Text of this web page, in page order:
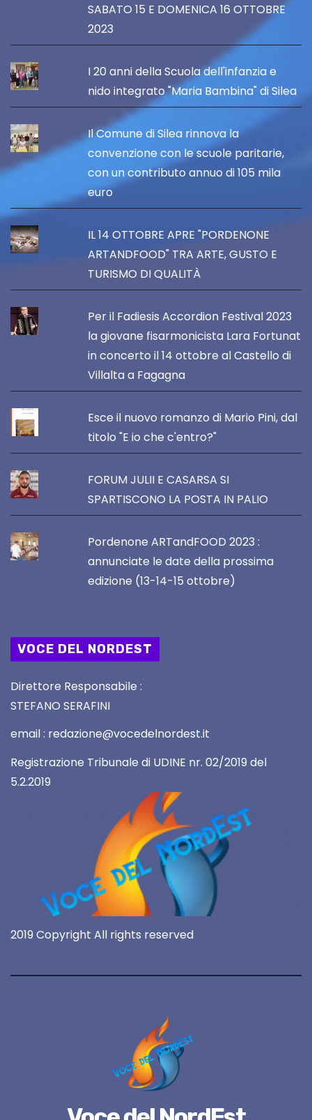
SABATO 15 E DOMENICA 16 OTTOBRE
2023
I 20 anni della Scuola dell'infanzia e
nido integrato "Maria Bambina" di Silea
Il Comune di Silea rinnova la
convenzione con le scuole paritarie,
con un contributo annuo di 105 mila
euro
IL 14 OTTOBRE APRE "PORDENONE
ARTANDFOOD" TRA ARTE, GUSTO E
TURISMO DI QUALITÀ
Per il Fadiesis Accordion Festival 2023
la giovane fisarmonicista Lara Fortunat
in concerto il 14 ottobre al Castello di
Villalta a Fagagna
Esce il nuovo romanzo di Mario Pini, dal
titolo "E io che c'entro?"
FORUM JULII E CASARSA SI
SPARTISCONO LA POSTA IN PALIO
Pordenone ARTandFOOD 2023 :
annunciate le date della prossima
edizione (13-14-15 ottobre)
VOCE DEL NORDEST
Direttore Responsabile :
STEFANO SERAFINI
email : redazione@vocedelnordest.it
Registrazione Tribunale di UDINE nr. 02/2019 del
5.2.2019
2019 Copyright All rights reserved